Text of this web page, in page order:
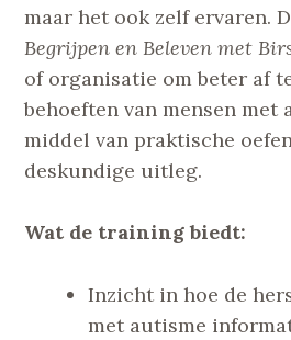
maar het ook zelf ervaren.
Begrijpen en Beleven met
of organisatie om beter af
behoeften van mensen met
middel van praktische
deskundige uitleg.
Wat de training biedt:
Inzicht in hoe de
met autisme